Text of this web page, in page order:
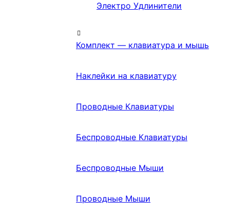
Электро Удлинители
Комплект — клавиатура и мышь
Наклейки на клавиатуру
Проводные Клавиатуры
Беспроводные Клавиатуры
Беспроводные Мыши
Проводные Мыши